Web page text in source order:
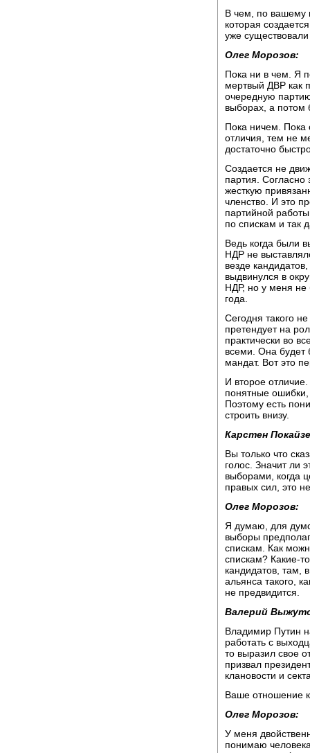
В чем, по вашему
которая
уже
Олег Морозов:
Пока ни в чем. Я
мертвый ДВР как
очередную
выборах, а потом
Пока ничем. Пока
отличия, тем не
достаточно
Создается не
партия. Согласно
жесткую
членство. И это
партийной
по спискам и так
Ведь когда были
НДР не
везде
выдвинулся в
НДР, но у меня не
года.
Сегодня такого
претендует на
практически во
всеми. Она будет
мандат. Вот это
И второе
понятные ошибки,
Поэтому есть
строить внизу.
Карстен
Вы только что
голос. Значит ли
выборами, когда
правых сил, это
Олег Морозов:
Я думаю, для
выборы
спискам. Как
спискам? Какие-
кандидатов, там,
альянса такого,
не предвидится.
Валерий
Владимир Путин
работать с
то выразил свое
призвал
клановости и
Ваше отношение
Олег Морозов:
У меня
понимаю